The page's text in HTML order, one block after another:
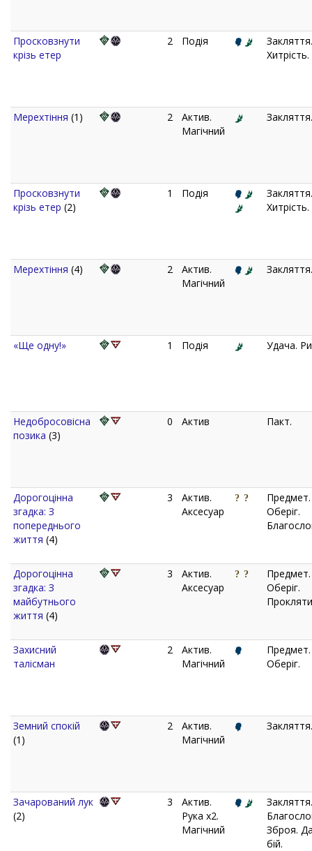
Просковзнути
крізь етер
2 Подія
Закляття.
Хитрість.
Мерехтіння (1) 2
Актив.
Магічний
Закляття.
Просковзнути
крізь етер (2)
1 Подія
Закляття.
Хитрість.
Мерехтіння (4) 2
Актив.
Магічний
Закляття.
«Ще одну!» 1 Подія Удача.
Недобросовісна
позика (3)
0 Актив Пакт.
Дорогоцінна
згадка: З
попереднього
життя (4)
3
Актив.
Аксесуар
Предмет.
Оберіг.
Дорогоцінна
згадка: З
майбутнього
життя (4)
3
Актив.
Аксесуар
Предмет.
Оберіг.
Захисний
талісман
2
Актив.
Магічний
Предмет.
Оберіг.
Земний спокій
(1)
2
Актив.
Магічний
Закляття.
Зачарований лук
(2)
3
Актив.
Рука x2.
Магічний
Закляття.
Зброя.
бій.